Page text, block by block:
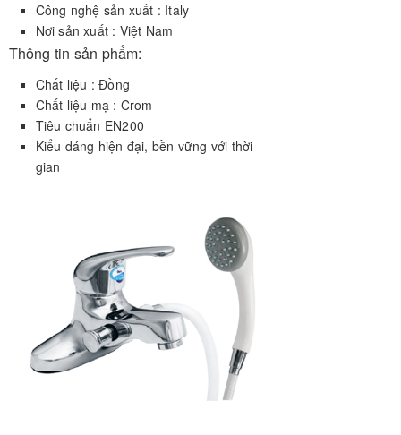
Công nghệ sản xuất : Italy
Nơi sản xuất : Việt Nam
Thông tin sản phẩm:
Chất liệu : Đồng
Chất liệu mạ : Crom
Tiêu chuẩn EN200
Kiểu dáng hiện đại, bền vững với thời
gian